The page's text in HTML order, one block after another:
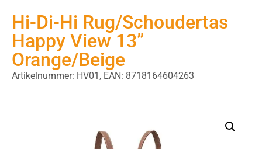
Hi-Di-Hi Rug/Schoudertas
Happy View 13”
Orange/Beige
Artikelnummer: HV01, EAN: 8718164604263